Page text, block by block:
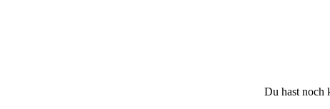
Du hast noch